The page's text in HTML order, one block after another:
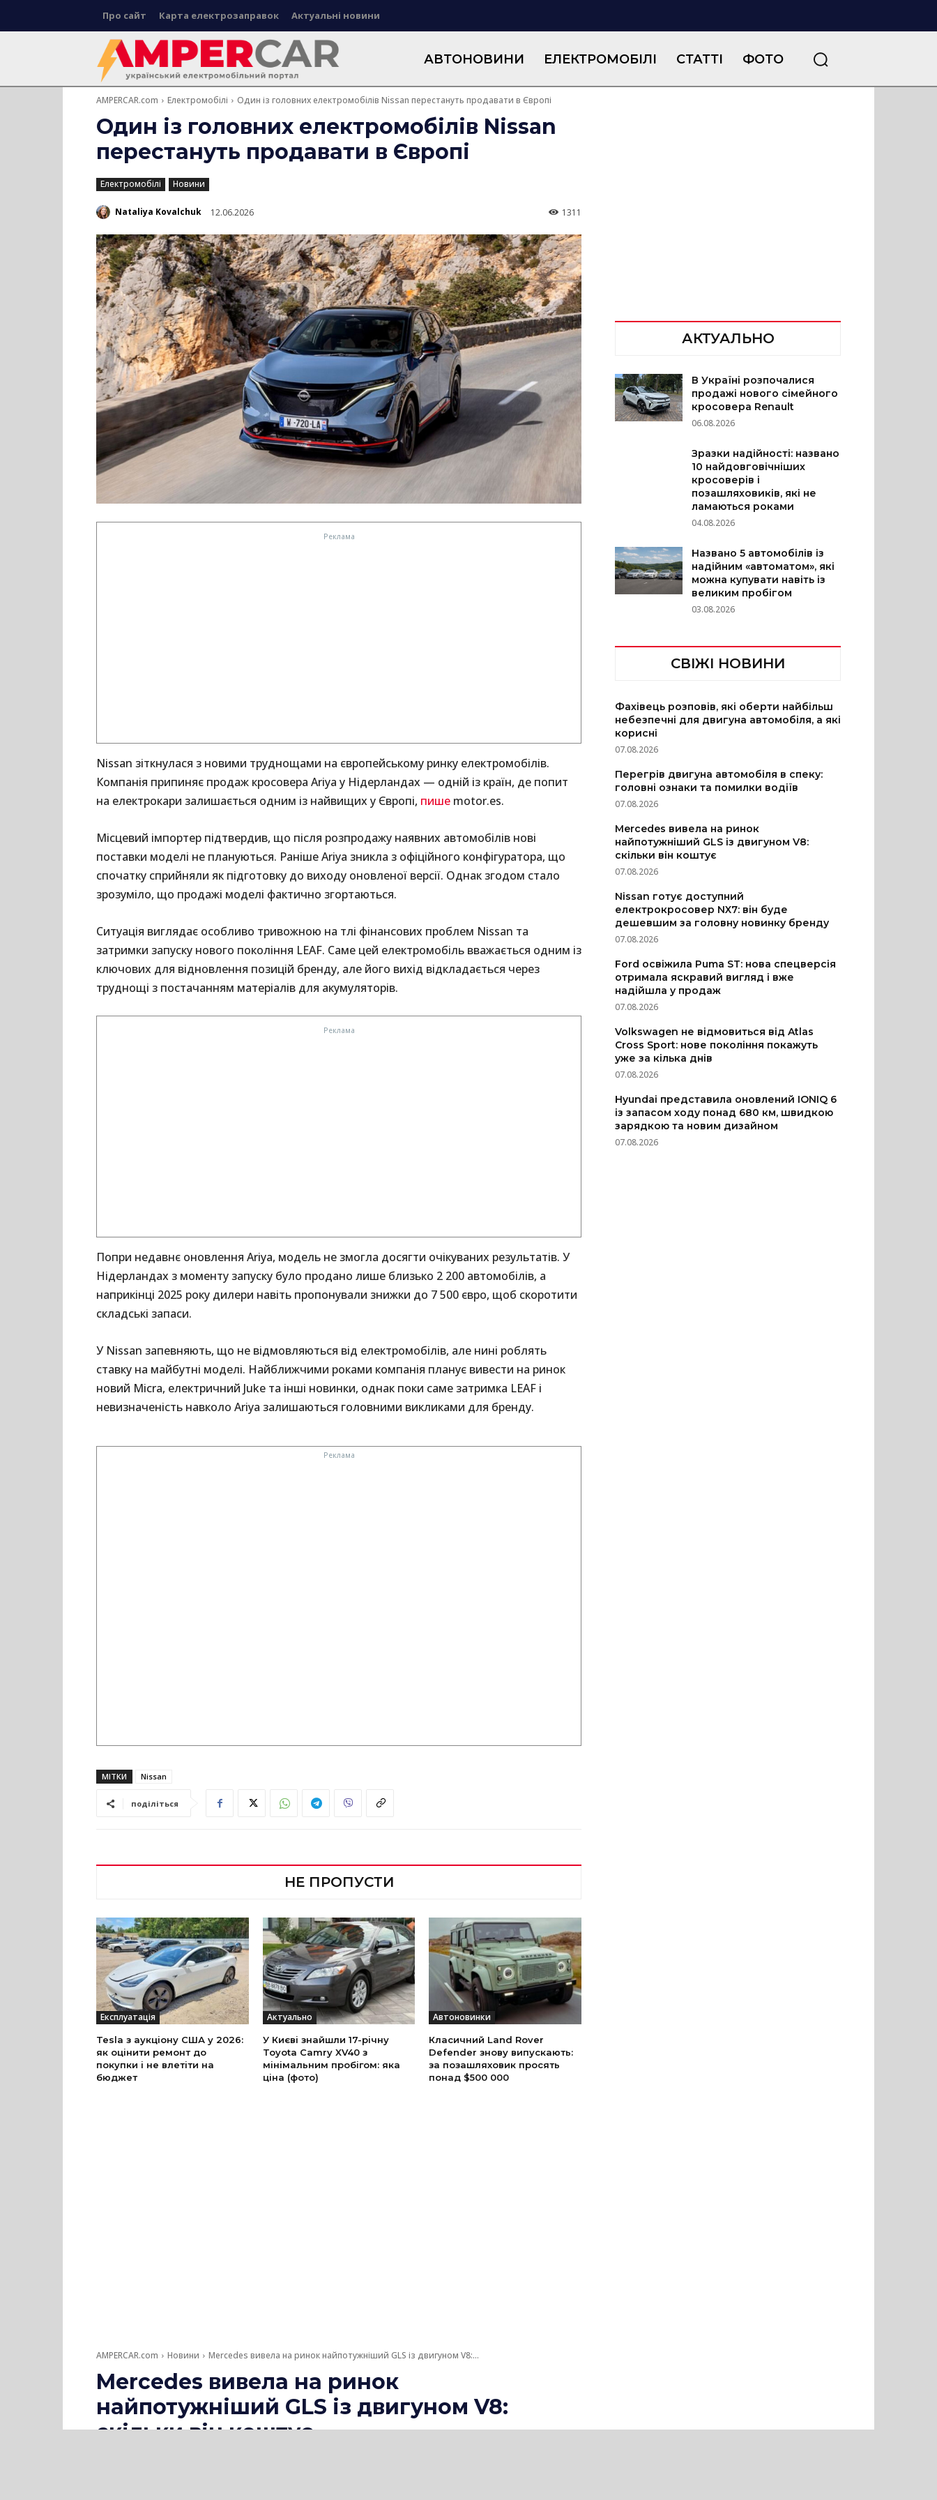
Про сайт Карта електрозаправок Актуальні новини
АВТОНОВИНИ ЕЛЕКТРОМОБІЛІ СТАТТІ ФОТО
AMPERCAR.com Електромобілі Один із головних електромобілів Nissan перестануть продавати в Європі
Один із головних електромобілів Nissan
перестануть продавати в Європі
Електромобілі Новини
Nataliya Kovalchuk 12.06.2026 1311
Nissan зіткнулася з новими труднощами на європейському ринку електромобілів.
Компанія припиняє продаж кросовера Ariya у Нідерландах — одній із країн, де попит
на електрокари залишається одним із найвищих у Європі, пише motor.es.
Місцевий імпортер підтвердив, що після розпродажу наявних автомобілів нові
поставки моделі не плануються. Раніше Ariya зникла з офіційного конфігуратора, що
спочатку сприйняли як підготовку до виходу оновленої версії. Однак згодом стало
зрозуміло, що продажі моделі фактично згортаються.
Ситуація виглядає особливо тривожною на тлі фінансових проблем Nissan та
затримки запуску нового покоління LEAF. Саме цей електромобіль вважається одним із
ключових для відновлення позицій бренду, але його вихід відкладається через
труднощі з постачанням матеріалів для акумуляторів.
Попри недавнє оновлення Ariya, модель не змогла досягти очікуваних результатів. У
Нідерландах з моменту запуску було продано лише близько 2 200 автомобілів, а
наприкінці 2025 року дилери навіть пропонували знижки до 7 500 євро, щоб скоротити
складські запаси.
У Nissan запевняють, що не відмовляються від електромобілів, але нині роблять
ставку на майбутні моделі. Найближчими роками компанія планує вивести на ринок
новий Micra, електричний Juke та інші новинки, однак поки саме затримка LEAF і
невизначеність навколо Ariya залишаються головними викликами для бренду.
МІТКИ Nissan
поділіться
НЕ ПРОПУСТИ
Експлуатація
Tesla з аукціону США у 2026:
як оцінити ремонт до
покупки і не влетіти на
бюджет
Актуально
У Києві знайшли 17-річну
Toyota Camry XV40 з
мінімальним пробігом: яка
ціна (фото)
Автоновинки
Класичний Land Rover
Defender знову випускають:
за позашляховик просять
понад $500 000
АКТУАЛЬНО
В Україні розпочалися
продажі нового сімейного
кросовера Renault
06.08.2026
Зразки надійності: названо
10 найдовговічніших
кросоверів і
позашляховиків, які не
ламаються роками
04.08.2026
Названо 5 автомобілів із
надійним «автоматом», які
можна купувати навіть із
великим пробігом
03.08.2026
СВІЖІ НОВИНИ
Фахівець розповів, які оберти найбільш
небезпечні для двигуна автомобіля, а які
корисні
07.08.2026
Перегрів двигуна автомобіля в спеку:
головні ознаки та помилки водіїв
07.08.2026
Mercedes вивела на ринок
найпотужніший GLS із двигуном V8:
скільки він коштує
07.08.2026
Nissan готує доступний
електрокросовер NX7: він буде
дешевшим за головну новинку бренду
07.08.2026
Ford освіжила Puma ST: нова спецверсія
отримала яскравий вигляд і вже
надійшла у продаж
07.08.2026
Volkswagen не відмовиться від Atlas
Cross Sport: нове покоління покажуть
уже за кілька днів
07.08.2026
Hyundai представила оновлений IONIQ 6
із запасом ходу понад 680 км, швидкою
зарядкою та новим дизайном
07.08.2026